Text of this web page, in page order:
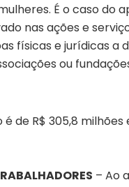
É o caso do
nas ações e
físicas e jurídicas a
ou
de R$ 305,8 milhões
– Ao